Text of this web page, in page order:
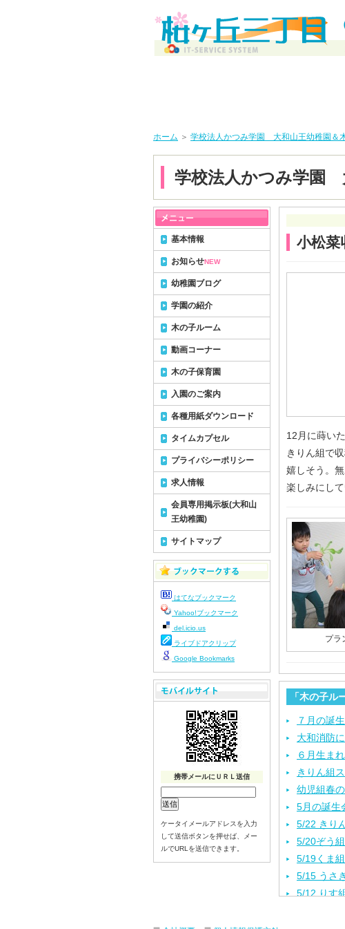
ホーム ＞ 学校法人かつみ学園 大和山王幼稚園＆
学校法人かつみ学園
小松菜
12月に蒔い
きりん組で
嬉しそう。
楽しみにして
プラ
「木の子ル
７月の誕
大和消防
６月生ま
きりん組
幼児組春
5月の誕生
5/22 きり
5/20ぞう
5/19くま
5/15 うさ
5/12 りす
基本情報
お知らせNEW
幼稚園ブログ
学園の紹介
木の子ルーム
動画コーナー
木の子保育園
入園のご案内
各種用紙ダウンロード
タイムカプセル
プライバシーポリシー
求人情報
会員専用掲示板(大和山
王幼稚園)
サイトマップ
はてなブックマーク
Yahoo!ブックマーク
del.icio.us
ライブドアクリップ
Google Bookmarks
携帯メールにＵＲＬ送信
ケータイメールアドレスを入力
して送信ボタンを押せば、メー
ルでURLを送信できます。